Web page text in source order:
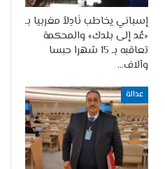
إسباني يخاطب نَادِلاً مغربيا بـ
«عُد إلى بلدك» والمحكمة
تعاقبه بـ 15 شهرا حبسا
وآلاف…
عدالة